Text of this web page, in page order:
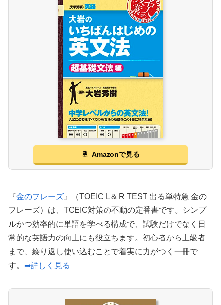
Amazonで見る
『金のフレーズ 』（TOEIC L & R TEST 出る単特急 金の
フレーズ）は、TOEIC対策の不動の定番書です。シンプ
ルかつ効率的に単語を学べる構成で、試験だけでなく日
常的な英語力の向上にも役立ちます。初心者から上級者
まで、繰り返し使い込むことで着実に力がつく一冊で
す。 ➡詳しく見る